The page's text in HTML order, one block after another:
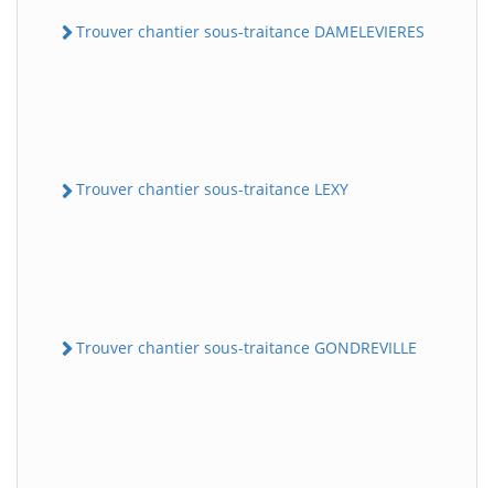
Trouver chantier sous-traitance DAMELEVIERES
Trouver chantier sous-traitance LEXY
Trouver chantier sous-traitance GONDREVILLE